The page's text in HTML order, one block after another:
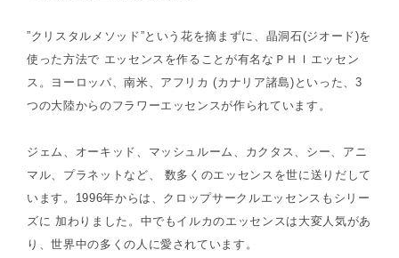
”クリスタルメソッド”という花を摘まずに、晶洞石(ジオード)を
使った方法で エッセンスを作ることが有名なＰＨＩエッセン
ス。ヨーロッパ、南米、アフリカ (カナリア諸島)といった、3
つの大陸からのフラワーエッセンスが作られています。
ジェム、オーキッド、マッシュルーム、カクタス、シー、アニ
マル、プラネットなど、 数多くのエッセンスを世に送りだして
います。1996年からは、クロップサークルエッセンスもシリー
ズに 加わりました。中でもイルカのエッセンスは大変人気があ
り、世界中の多くの人に愛されています。